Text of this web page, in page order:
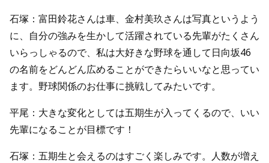
石塚：富田鈴花さんは車、金村美玖さんは写真というよう
に、自分の強みを生かして活躍されている先輩がたくさん
いらっしゃるので、私は大好きな野球を通して日向坂46
の名前をどんどん広めることができたらいいなと思ってい
ます。野球関係のお仕事に挑戦してみたいです。
平尾：大きな変化としては五期生が入ってくるので、いい
先輩になることが目標です！
石塚：五期生と会えるのはすごく楽しみです。人数が増え